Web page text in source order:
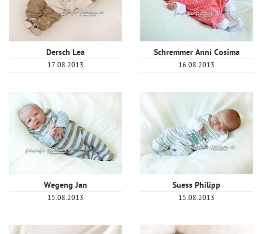
Dersch Lea
17.08.2013
Schremmer Anni Cosima
16.08.2013
Wegeng Jan
15.08.2013
Suess Philipp
15.08.2013